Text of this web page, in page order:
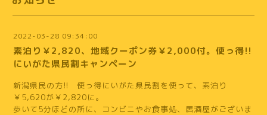
2022-03-28 09:34:00
素泊り￥2,820、地域クーポン券￥2,000付。使っ得!!
にいがた県民割キャンペーン
新潟県民の方!! 使っ得にいがた県民割を使って、素泊り
￥5,620が￥2,820に。
歩いて5分ほどの所に、コンビニやお食事処、居酒屋がございま